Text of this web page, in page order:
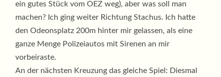
ein gutes Stück vom OEZ weg), aber was soll man
machen? Ich ging weiter Richtung Stachus. Ich hatte
den Odeonsplatz 200m hinter mir gelassen, als eine
ganze Menge Polizeiautos mit Sirenen an mir
vorbeiraste.
An der nächsten Kreuzung das gleiche Spiel: Diesmal